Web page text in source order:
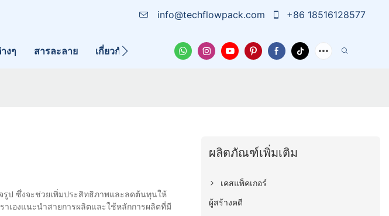
info@techflowpack.com +86 18516128577
งๆ สารละลาย เกี่ยวกับเรา เคส ข่าวสาร ติดต่อเรา
จรูป ซึ่งจะช่วยเพิ่มประสิทธิภาพและลดต้นทุนให้
เองแนะนำสายการผลิตและใช้หลักการผลิตที่มี
ผลิตภัณฑ์เพิ่มเติม
เคสแพ็คเกอร์
ผู้สร้างคดี